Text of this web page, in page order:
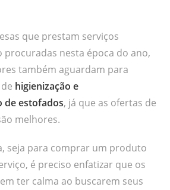
que prestam serviços
nesta época do ano,
também aguardam para
higienização e
de estofados, já que as ofertas de
melhores.
seja para comprar um produto
é preciso enfatizar que os
ter calma ao buscarem seus